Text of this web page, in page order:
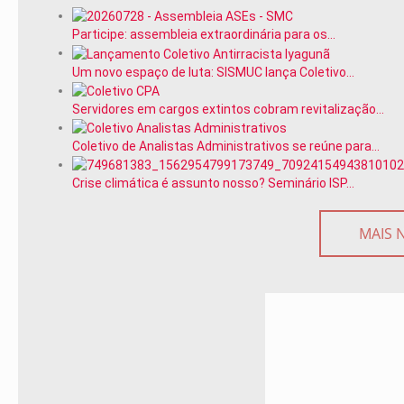
Participe: assembleia extraordinária para os…
Um novo espaço de luta: SISMUC lança Coletivo…
Servidores em cargos extintos cobram revitalização…
Coletivo de Analistas Administrativos se reúne para…
Crise climática é assunto nosso? Seminário ISP…
MAIS